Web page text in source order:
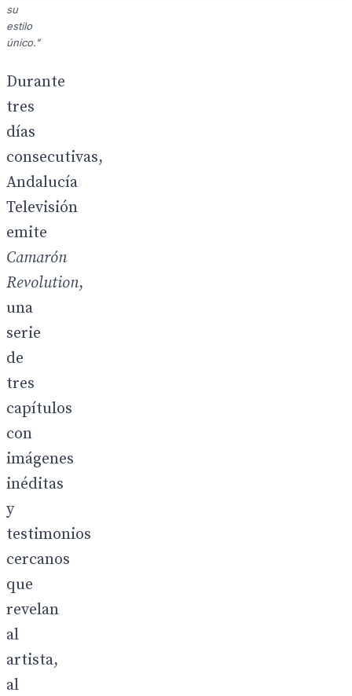
su
estilo
único."
Durante
tres
días
consecutivas,
Andalucía
Televisión
emite
Camarón
Revolution,
una
serie
de
tres
capítulos
con
imágenes
inéditas
y
testimonios
cercanos
que
revelan
al
artista,
al